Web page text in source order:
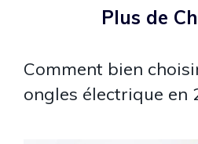
Plus de
Comment bien
ongles électrique en